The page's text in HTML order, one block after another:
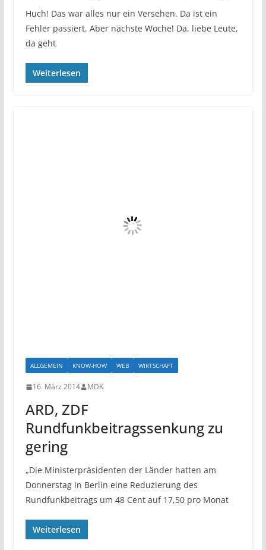
Huch! Das war alles nur ein Versehen. Da ist ein
Fehler passiert. Aber nächste Woche! Da, liebe Leute,
da geht
Weiterlesen
ALLGEMEIN KNOW-HOW WEB WIRTSCHAFT
16. März 2014 MDK
ARD, ZDF
Rundfunkbeitragssenkung zu
gering
„Die Ministerpräsidenten der Länder hatten am
Donnerstag in Berlin eine Reduzierung des
Rundfunkbeitrags um 48 Cent auf 17,50 pro Monat
Weiterlesen